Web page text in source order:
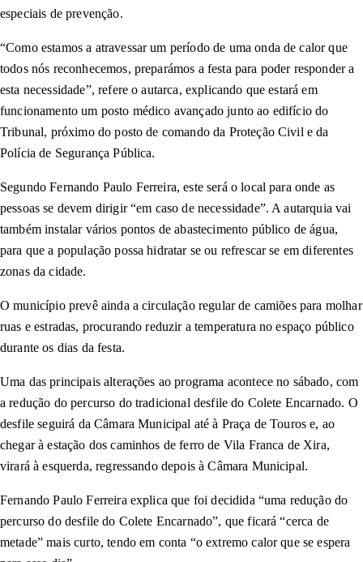
especiais de prevenção.
“Como estamos a atravessar um período de uma onda de calor que
todos nós reconhecemos, preparámos a festa para poder responder a
esta necessidade”, refere o autarca, explicando que estará em
funcionamento um posto médico avançado junto ao edifício do
Tribunal, próximo do posto de comando da Proteção Civil e da
Polícia de Segurança Pública.
Segundo Fernando Paulo Ferreira, este será o local para onde as
pessoas se devem dirigir “em caso de necessidade”. A autarquia vai
também instalar vários pontos de abastecimento público de água,
para que a população possa hidratar se ou refrescar se em diferentes
zonas da cidade.
O município prevê ainda a circulação regular de camiões para molhar
ruas e estradas, procurando reduzir a temperatura no espaço público
durante os dias da festa.
Uma das principais alterações ao programa acontece no sábado, com
a redução do percurso do tradicional desfile do Colete Encarnado. O
desfile seguirá da Câmara Municipal até à Praça de Touros e, ao
chegar à estação dos caminhos de ferro de Vila Franca de Xira,
virará à esquerda, regressando depois à Câmara Municipal.
Fernando Paulo Ferreira explica que foi decidida “uma redução do
percurso do desfile do Colete Encarnado”, que ficará “cerca de
metade” mais curto, tendo em conta “o extremo calor que se espera